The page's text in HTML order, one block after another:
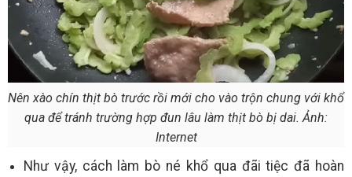
Nên xào chín thịt bò trước rồi mới cho vào trộn chung với khổ
qua để tránh trường hợp đun lâu làm thịt bò bị dai. Ảnh:
Internet
Như vậy, cách làm bò né khổ qua đãi tiệc đã hoàn